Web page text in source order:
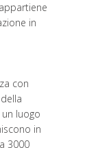
in
con
un luogo
in
3000